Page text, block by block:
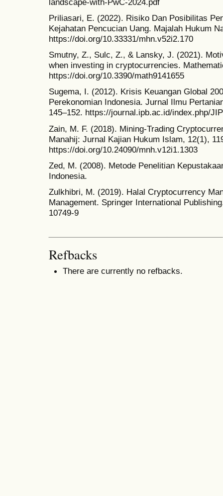
Priliasari, E. (2022). Risiko Dan Posibilitas
Kejahatan Pencucian Uang. Majalah Hukum
https://doi.org/10.33331/mhn.v52i2.170
Smutny, Z., Sulc, Z., & Lansky, J. (2021).
when investing in cryptocurrencies.
https://doi.org/10.3390/math9141655
Sugema, I. (2012). Krisis Keuangan Global
Perekonomian Indonesia. Jurnal Ilmu
145–152. https://journal.ipb.ac.id/index.php/
Zain, M. F. (2018). Mining-Trading
Manahij: Jurnal Kajian Hukum Islam, 12(1),
https://doi.org/10.24090/mnh.v12i1.1303
Zed, M. (2008). Metode Penelitian
Indonesia.
Zulkhibri, M. (2019). Halal Cryptocurrency
Management. Springer International
10749-9
Refbacks
There are currently no refbacks.